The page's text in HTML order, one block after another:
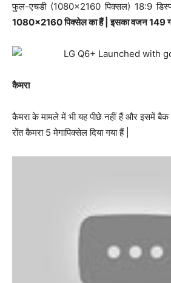
फुल-एचडी (1080×2160 पिक्सल) 18:9
1080×2160पिक्सेल का हैं | इसका वजन 149
कैमरा
कैमरा के मामले में भी यह पीछे नहीं हैं और इसमें
रोंत कैमरा 5 मेगापिक्सेल दिया गया हैं |